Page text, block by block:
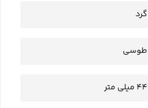
گرد
طوسی
44 میلی متر